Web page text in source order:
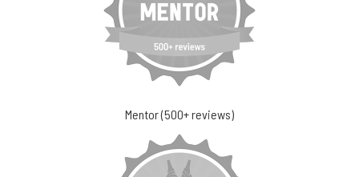
Mentor (500+ reviews)